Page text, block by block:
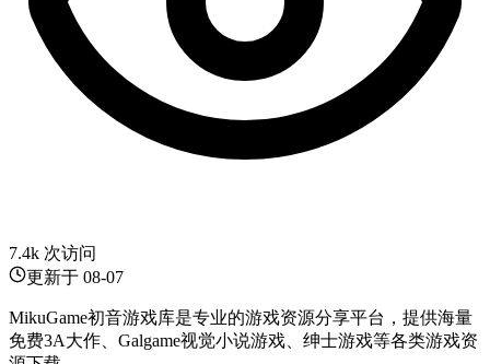
7.4k 次访问
更新于 08-07
MikuGame初音游戏库是专业的游戏资源分享平台，提供海量
免费3A大作、Galgame视觉小说游戏、绅士游戏等各类游戏资